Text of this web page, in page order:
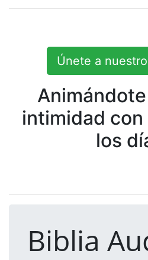
Únete a
intimidad
los
Biblia